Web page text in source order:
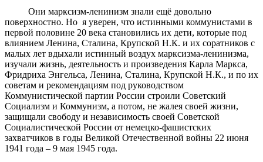
Они марксизм-ленинизм знали ещё довольно
поверхностно. Но я уверен, что истинными коммунистами в
первой половине 20 века становились их дети, которые под
влиянием Ленина, Сталина, Крупской Н.К. и их соратников с
малых лет вдыхали истинный воздух марксизма-ленинизма,
изучали жизнь, деятельность и произведения Карла Маркса,
Фридриха Энгельса, Ленина, Сталина, Крупской Н.К., и по их
советам и рекомендациям под руководством
Коммунистической партии России строили Советский
Социализм и Коммунизм, а потом, не жалея своей жизни,
защищали свободу и независимость своей Советской
Социалистической России от немецко-фашистских
захватчиков в годы Великой Отечественной войны 22 июня
1941 года – 9 мая 1945 года.